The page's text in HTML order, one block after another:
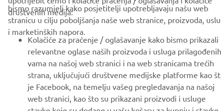
SUPPORT
Budite prvi koji će saznati o najnovijim ponudama, posebnim
događajima, novim izdanjima i još mnogo toga
bismo razumjeli kako posjetitelji upotrebljavaju našu web
stranicu u cilju poboljšanja naše web stranice, proizvoda,
i marketinških napora.
društvenih medija:
Kolačiće za praćenje / oglašavanje kako bismo prikazali
relevantne oglase naših proizvoda i usluga prilagođenih
vama na našoj web stranici i na web stranicama trećih
strana, uključujući društvene medijske platforme kao
je Facebook, na temelju vašeg pregledavanja na našoj
web stranici, kao što su prikazani proizvodi i usluge